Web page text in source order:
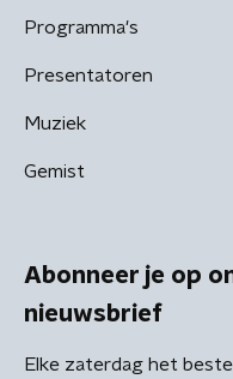
Programma's
Presentatoren
Muziek
Gemist
Abonneer je op
nieuwsbrief
Elke zaterdag het